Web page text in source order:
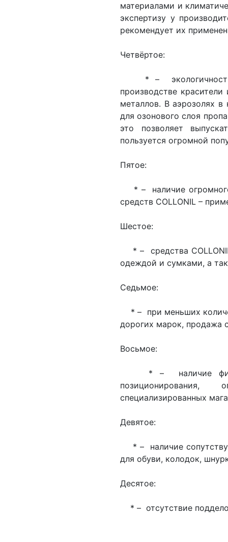
материалами и
экспертизу у
рекомендует их
Четвёртое:
* – экологичность
производстве
металлов. В аэрозолях в
для озонового слоя
это позволяет
пользуется огромной
Пятое:
* – наличие
средств COLLONIL –
Шестое:
* – средства
одеждой и сумками, а
Седьмое:
* – при меньших
дорогих марок, продажа
Восьмое:
* – наличие
специализированных
Девятое:
* – наличие
для обуви, колодок,
Десятое:
* – отсутствие